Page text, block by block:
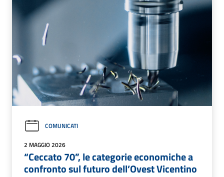
COMUNICATI
2 MAGGIO 2026
“Ceccato 70”, le categorie economiche a
confronto sul futuro dell’Ovest Vicentino